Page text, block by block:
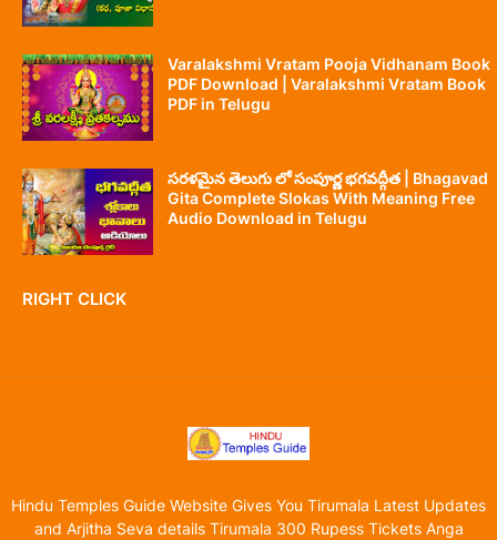
Varalakshmi Vratam Pooja Vidhanam Book
PDF Download | Varalakshmi Vratam Book
PDF in Telugu
సరళమైన తెలుగు లో సంపూర్ణ భగవద్గీత | Bhagavad
Gita Complete Slokas With Meaning Free
Audio Download in Telugu
RIGHT CLICK
Hindu Temples Guide Website Gives You Tirumala Latest Updates
and Arjitha Seva details Tirumala 300 Rupess Tickets Anga